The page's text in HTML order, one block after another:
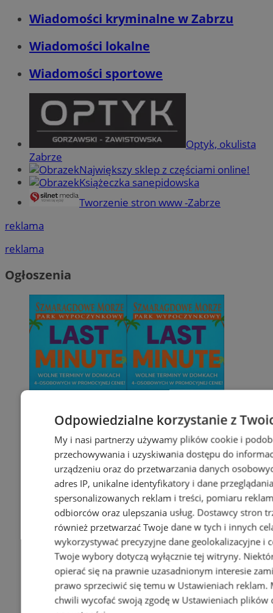
Wiadomości kryminalne w Zabrzu
Wiadomości lokalne
Wiadomości sportowe
Optyk, okulista
Zabrze
Największy sklep z częściami online!
Książeczka sanepidowska
Tworzenie stron www -Zabrze
reklama
reklama
Ogłoszenia
Odpowiedzialne korzystanie z
My i nasi partnerzy używamy plików cookie i
przechowywania i uzyskiwania dostępu do
urządzeniu oraz do przetwarzania danych
adres IP, unikalne identyfikatory i dane
spersonalizowanych reklam i treści, pomiaru
odbiorców oraz ulepszania usług. Dostawcy stron
również przetwarzać Twoje dane w tych i innych
wykorzystywać precyzyjne dane geolokalizacyjne i
Twoje wybory dotyczą wyłącznie tej witryny.
opierać się na prawnie uzasadnionym interesie
prawo sprzeciwić się temu w Ustawieniach reklam.
chwili wycofać swoją zgodę w Ustawieniach plików